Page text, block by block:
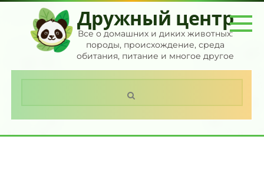
Перейти
контенту
Дружный центр
Все о домашних и диких животных:
породы, происхождение, среда
обитания, питание и многое другое